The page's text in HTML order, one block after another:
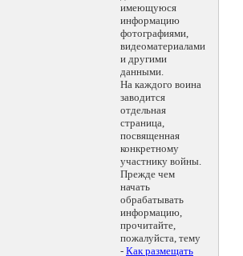
имеющуюся
информацию
фотографиями,
видеоматериалами
и другими
данными.
На каждого воина
заводится
отдельная
страница,
посвященная
конкретному
участнику войны.
Прежде чем
начать
обрабатывать
информацию,
прочитайте,
пожалуйста, тему
- Как размещать